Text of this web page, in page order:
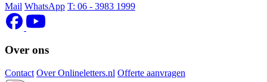
Mail WhatsApp T: 06 - 3983 1999
Over ons
Contact Over Onlineletters.nl Offerte aanvragen